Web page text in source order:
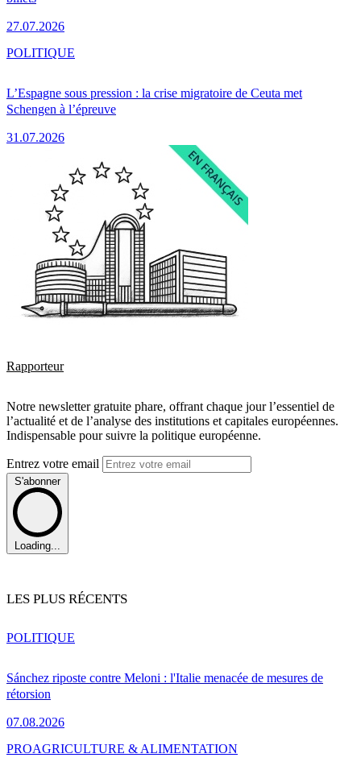
27.07.2026
L’Espagne sous pression : la crise migratoire de Ceuta met
Schengen à l’épreuve
31.07.2026
POLITIQUE
Rapporteur
Notre newsletter gratuite phare, offrant chaque jour l’essentiel de
l’actualité et de l’analyse des institutions et capitales européennes.
Indispensable pour suivre la politique européenne.
Entrez votre email
S'abonner
Loading...
LES PLUS RÉCENTS
Sánchez riposte contre Meloni : l'Italie menacée de mesures de
rétorsion
07.08.2026
POLITIQUE
PROAGRICULTURE & ALIMENTATION